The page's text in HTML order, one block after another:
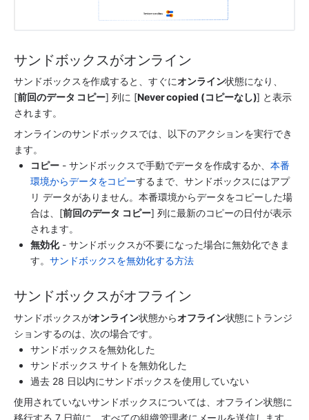
サンドボックスがオンライン
サンドボックスを作成すると、すぐにオンライン状態になり、
[前回のデータ コピー] 列に [Never copied (コピーなし)] と表示
されます。
オンラインのサンドボックスでは、以下のアクションを実行でき
ます。
コピー - サンドボックスで手動でデータを作成するか、本番
環境からデータをコピーするまで、サンドボックスにはアプ
リ データがありません。本番環境からデータをコピーした場
合は、[前回のデータ コピー] 列に最新のコピーの日付が表示
されます。
無効化 - サンドボックスが不要になった場合に無効化できま
す。 サンドボックスを無効化する方法
サンドボックスがオフライン
サンドボックスがオンライン状態からオフライン状態にトランジ
ションするのは、次の場合です。
サンドボックスを無効化した
サンドボックス サイトを無効化した
過去 28 日以内にサンドボックスを使用していない
使用されていないサンドボックスについては、オフライン状態に
移行する 7 日前に、すべての組織管理者にメールを送信します。